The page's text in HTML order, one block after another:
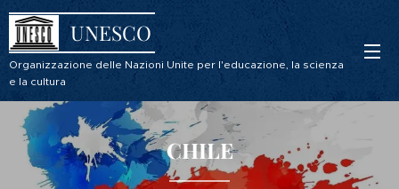
UNESCO
Organizzazione delle Nazioni Unite per l'educazione, la scienza
e la cultura
CHILE